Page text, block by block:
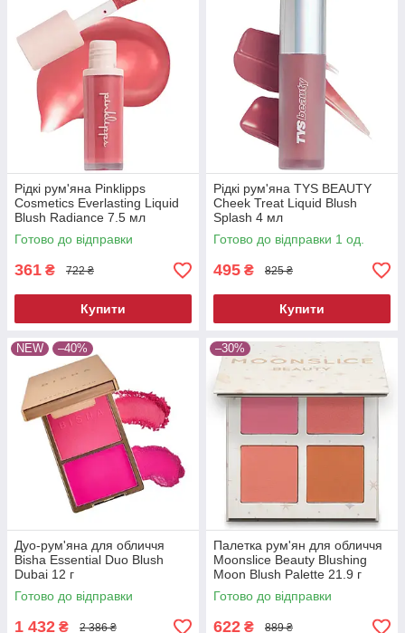
Рідкі рум'яна Pinklipps
Cosmetics Everlasting Liquid
Blush Radiance 7.5 мл
Готово до відправки
361 ₴ 722 ₴
Купити
Рідкі рум'яна TYS BEAUTY
Cheek Treat Liquid Blush
Splash 4 мл
Готово до відправки 1 од.
495 ₴ 825 ₴
Купити
NEW –40%
Дуо-рум'яна для обличчя
Bisha Essential Duo Blush
Dubai 12 г
Готово до відправки
1 432 ₴ 2 386 ₴
–30%
Палетка рум'ян для обличчя
Moonslice Beauty Blushing
Moon Blush Palette 21.9 г
Готово до відправки
622 ₴ 889 ₴